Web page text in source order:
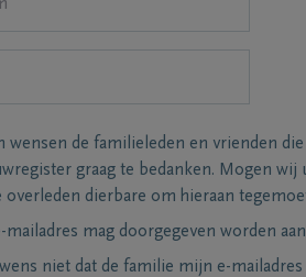
wensen de familieleden en vrienden
graag te bedanken. Mogen wij
overleden dierbare om hieraan
mailadres mag doorgegeven worden
niet dat de familie mijn e-mailadres